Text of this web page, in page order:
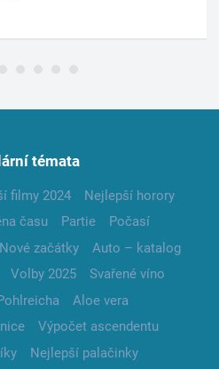
témata
filmy 2024
Nejlepší horory
času Partie
Počasí
začátky
Auto – katalog
Volby 2025
Svařené víno
Aloe vera
Výpočet ascendentu
Nejlepší palačinky